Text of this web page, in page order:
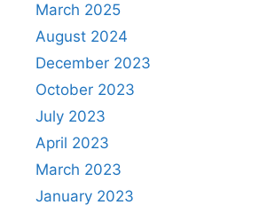
March 2025
August 2024
December 2023
October 2023
July 2023
April 2023
March 2023
January 2023